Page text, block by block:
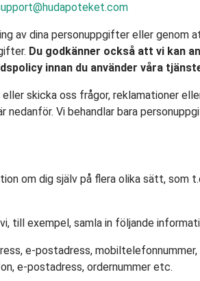
av dina personuppgifter eller
Du godkänner också att vi kan
innan du använder våra
skicka oss frågor, reklamationer
Vi behandlar bara
om dig själv på flera olika sätt, som
till exempel, samla in följande
e-postadress,
e-postadress, ordernummer etc.